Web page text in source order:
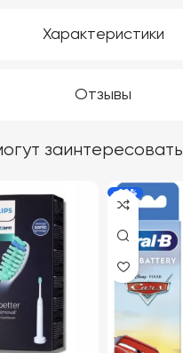
Характеристики
Отзывы
заинтересовать
-20%